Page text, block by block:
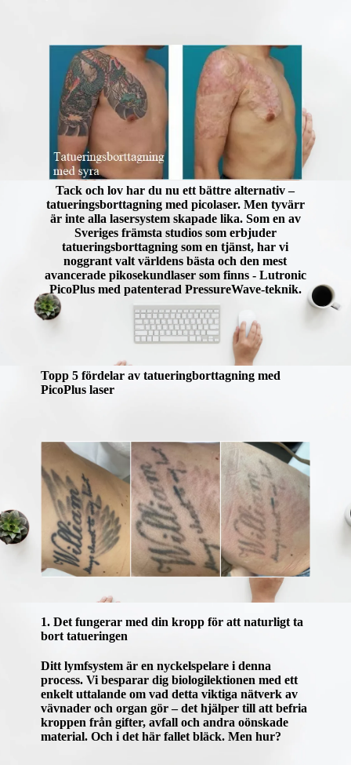
Tack och lov har du nu ett bättre alternativ –
tatueringsborttagning med picolaser. Men tyvärr
är inte alla lasersystem skapade lika. Som en av
Sveriges främsta studios som erbjuder
tatueringsborttagning som en tjänst, har vi
noggrant valt världens bästa och den mest
avancerade pikosekundlaser som finns - Lutronic
PicoPlus med patenterad PressureWave-teknik.
Topp 5 fördelar av tatueringborttagning med
PicoPlus laser
1. Det fungerar med din kropp för att naturligt ta
bort tatueringen
Ditt lymfsystem är en nyckelspelare i denna
process. Vi besparar dig biologilektionen med ett
enkelt uttalande om vad detta viktiga nätverk av
vävnader och organ gör – det hjälper till att befria
kroppen från gifter, avfall och andra oönskade
material. Och i det här fallet bläck. Men hur?